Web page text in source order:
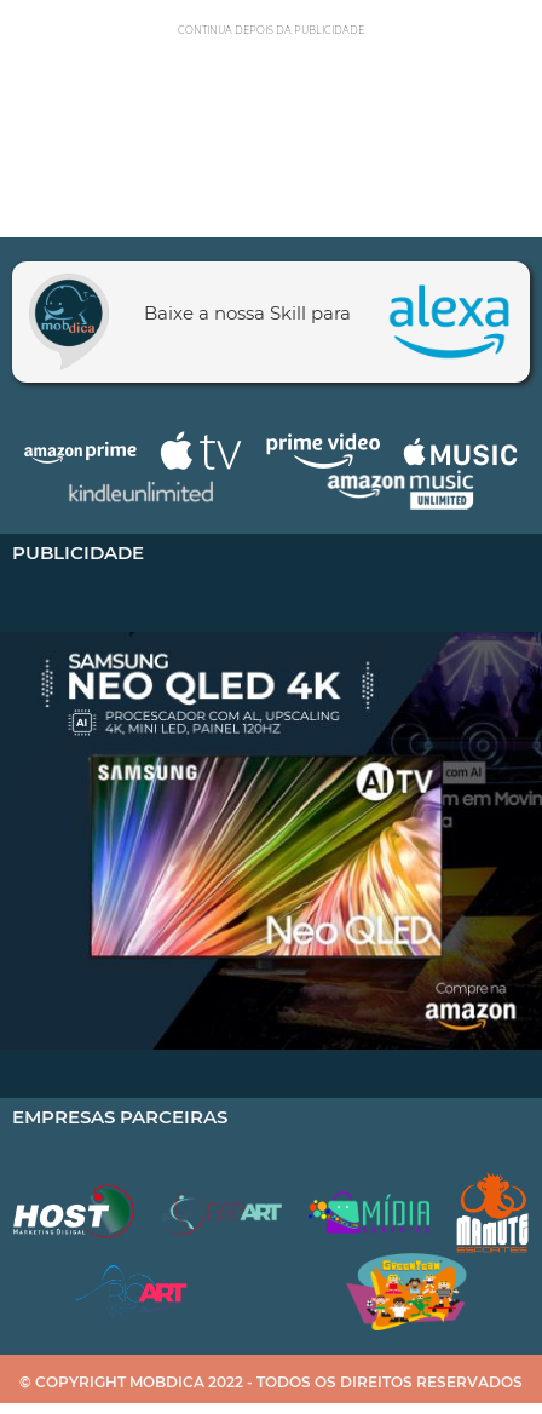
CONTINUA DEPOIS DA PUBLICIDADE
Baixe a nossa Skill para
PUBLICIDADE
EMPRESAS PARCEIRAS
© COPYRIGHT MOBDICA 2022 - TODOS OS DIREITOS RESERVADOS